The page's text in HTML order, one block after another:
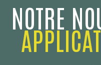
NOTRE